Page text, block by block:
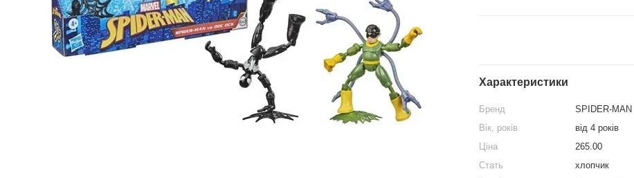
Характеристики
Бренд
SPIDER-MAN
Вік, років
від 4 років
Ціна
265.00
Стать
хлопчик